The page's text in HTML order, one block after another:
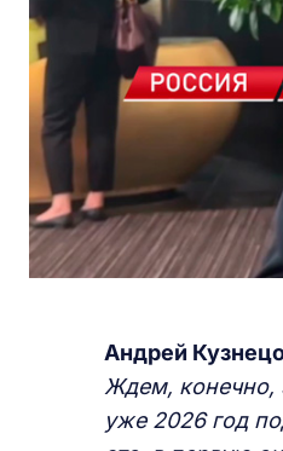
Андрей
Ждем, конечно,
уже 2026 год